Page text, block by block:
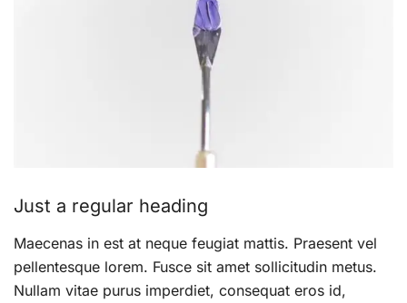
Just a regular heading
Maecenas in est at neque feugiat mattis. Praesent vel
pellentesque lorem. Fusce sit amet sollicitudin metus.
Nullam vitae purus imperdiet, consequat eros id,